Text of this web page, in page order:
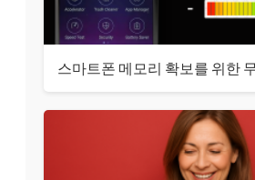
스마트폰 메모리 확보를 위한